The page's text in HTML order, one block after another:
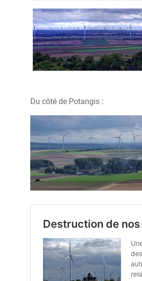
Du côté de Potangis :